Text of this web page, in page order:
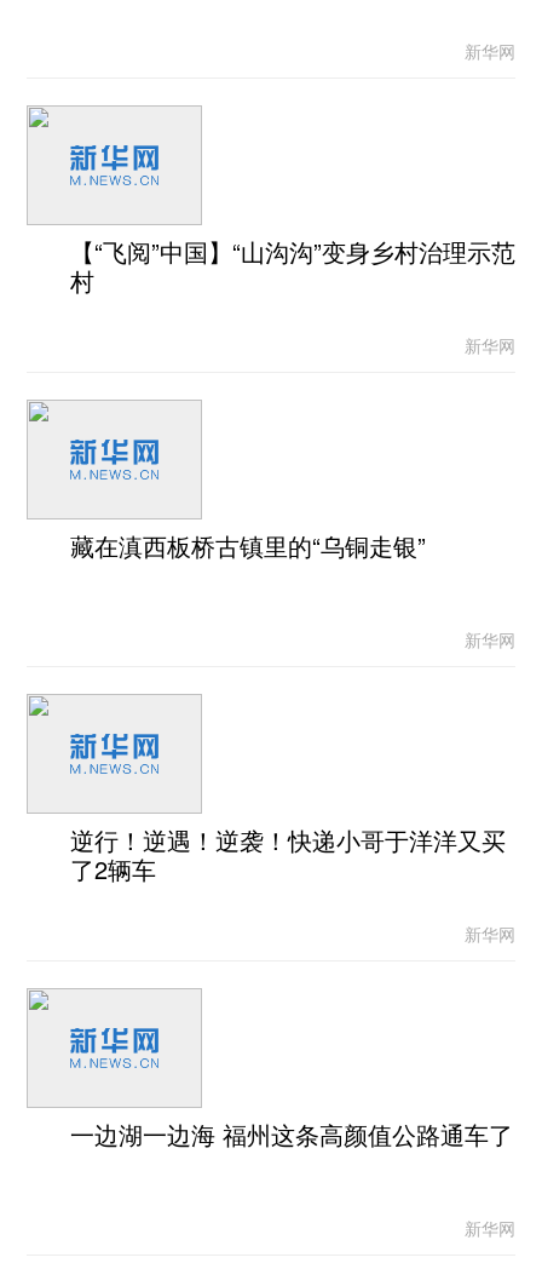
新华网
【“飞阅”中国】“山沟沟”变身乡村治理示范
村
新华网
藏在滇西板桥古镇里的“乌铜走银”
新华网
逆行！逆遇！逆袭！快递小哥于洋洋又买
了2辆车
新华网
一边湖一边海 福州这条高颜值公路通车了
新华网